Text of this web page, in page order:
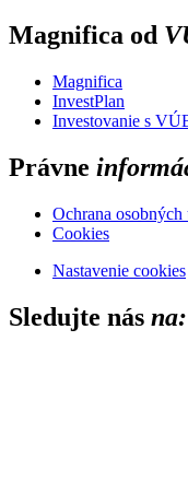
Magnifica od
Magnifica
InvestPlan
Investovanie s
Právne
Ochrana osobných
Cookies
Nastavenie cookies
Sledujte nás na: